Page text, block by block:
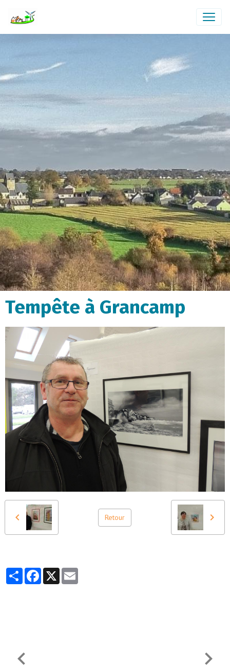
Tempête à Grancamp
Retour
PartagerFacebook
X